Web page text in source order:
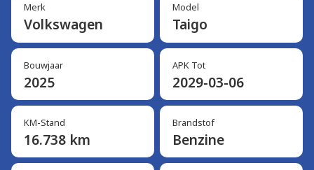
Merk
Volkswagen
Model
Taigo
Bouwjaar
2025
APK Tot
2029-03-06
KM-Stand
16.738 km
Brandstof
Benzine